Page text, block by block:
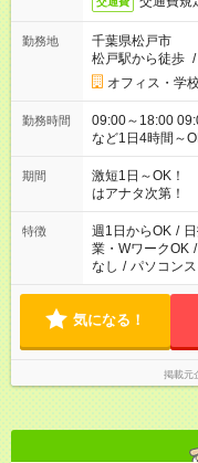
勤務地
千葉県松戸市
松戸駅から徒歩 /
オフィス・学
勤務時間
09:00～18:00
など1日4時間～OK！ その他シフトもございます！
相談ください！
期間
激短1日～OK！
はアナタ次第！
特徴 週1日からOK /
業・WワークOK /
なし / パソコン
気になる！
掲載元